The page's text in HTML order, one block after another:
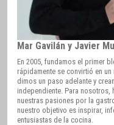
Mar Gavilán y Javier
En 2005, fundamos el primer
rápidamente se convirtió en
dimos un paso adelante y
independiente. Para
nuestras pasiones por la
nuestro objetivo es inspirar,
entusiastas de la cocina.